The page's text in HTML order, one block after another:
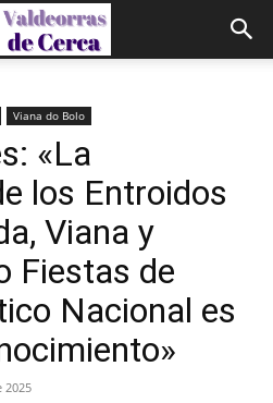
Viana do Bolo
«La
los Entroidos
Viana y
Fiestas de
Nacional es
2025